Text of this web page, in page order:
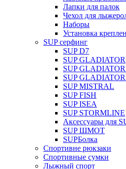
Лапки для палок
Чехол для
Наборы
Установка
SUP серфинг
SUP D7
SUP GLADIATOR
SUP
SUP
SUP MISTRAL
SUP FISH
SUP ISEA
SUP STORMLINE
Аксессуары для
SUP ШМОТ
SUPБолка
Спортивне рюкзаки
Спортивные сумки
Лыжный спорт